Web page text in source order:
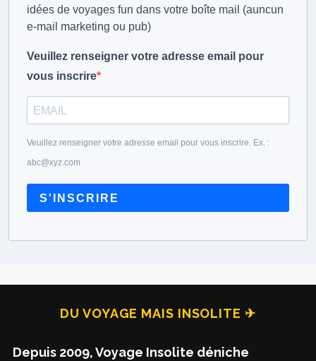
idées de voyages fun dans votre boîte mail (auncun
e-mail marketing ou pub)
Veuillez renseigner votre adresse email pour
vous inscrire
Veuillez renseigner votre adresse email pour vous inscrire. Ex. :
abc@xyz.com
S'INSCRIRE
DU VOYAGE MAIS INSOLITE ✈
Depuis 2009, Voyage Insolite déniche